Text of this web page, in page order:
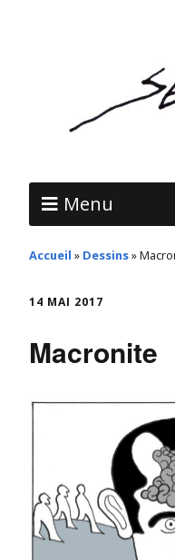
Menu
Accueil » Dessins»
14 MAI 2017
Macronite